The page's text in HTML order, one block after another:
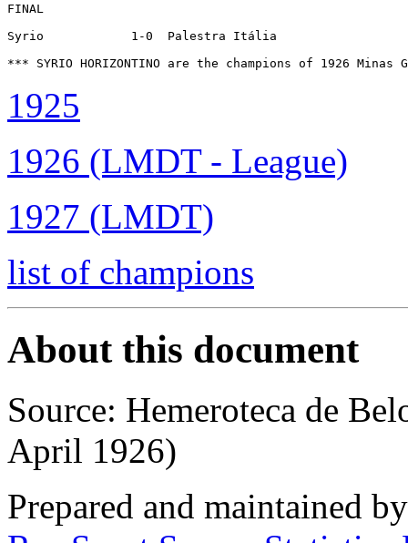
FINAL
Syrio		 1-0  Palestra Itália
1925
1926 (LMDT - League)
1927 (LMDT)
list of champions
About this document
Source: Hemeroteca de
April 1926)
Prepared and maintained